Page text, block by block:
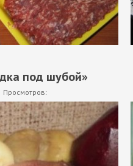
под шубой»
Просмотров: